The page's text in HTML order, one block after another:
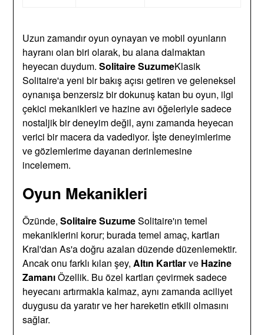
Uzun zamandır oyun oynayan ve mobil oyunların
hayranı olan biri olarak, bu alana dalmaktan
heyecan duydum.Solitaire SuzumeKlasik
Solitaire'a yeni bir bakış açısı getiren ve geleneksel
oynanışa benzersiz bir dokunuş katan bu oyun, ilgi
çekici mekanikleri ve hazine avı öğeleriyle sadece
nostaljik bir deneyim değil, aynı zamanda heyecan
verici bir macera da vadediyor. İşte deneyimlerime
ve gözlemlerime dayanan derinlemesine
incelemem.
Oyun Mekanikleri
Özünde,Solitaire SuzumeSolitaire'ın temel
mekaniklerini korur; burada temel amaç, kartları
Kral'dan As'a doğru azalan düzende düzenlemektir.
Ancak onu farklı kılan şey,Altın Kartlarve Hazine
ZamanıÖzellik. Bu özel kartları çevirmek sadece
heyecanı artırmakla kalmaz, aynı zamanda aciliyet
duygusu da yaratır ve her hareketin etkili olmasını
sağlar.